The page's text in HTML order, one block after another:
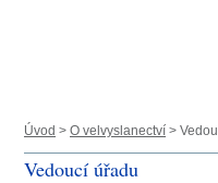
Úvod > O velvyslanectví >
Vedoucí úřadu